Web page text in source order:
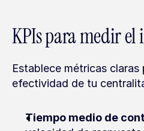
KPIs para medir el
Establece métricas claras
efectividad de tu
Tiempo medio de